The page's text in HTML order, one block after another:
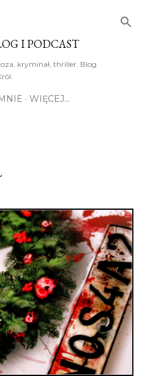
I PODCAST
kryminał, thriller. Blog
WIĘCEJ…